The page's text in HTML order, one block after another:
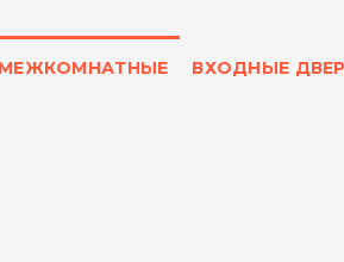
МЕЖКОМНАТНЫЕ ВХОДНЫЕ